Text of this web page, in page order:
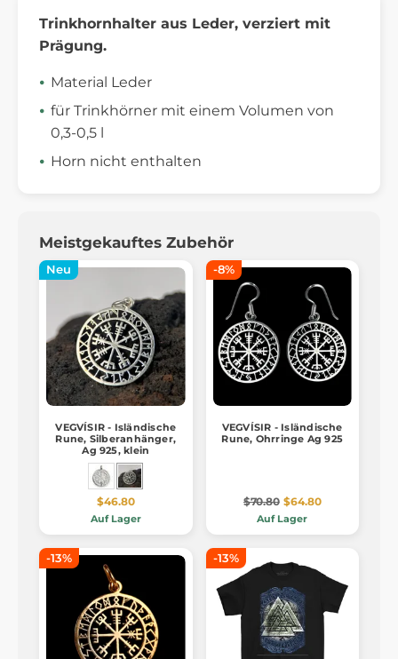
Trinkhornhalter aus Leder, verziert mit
Prägung.
Material Leder
für Trinkhörner mit einem Volumen von
0,3-0,5 l
Horn nicht enthalten
Meistgekauftes Zubehör
Neu
VEGVÍSIR - Isländische
Rune, Silberanhänger,
Ag 925, klein
$46.80
Auf Lager
-8%
VEGVÍSIR - Isländische
Rune, Ohrringe Ag 925
$70.80 $64.80
Auf Lager
-13% -13%